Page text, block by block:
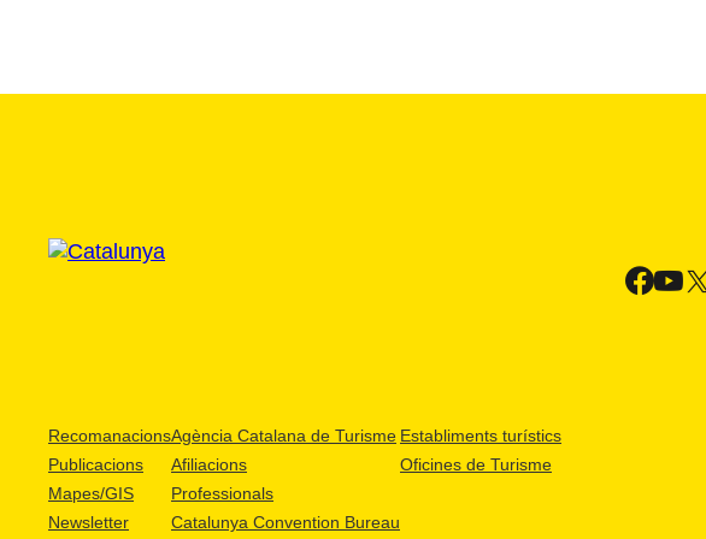
Recomanacions
Publicacions
Mapes/GIS
Newsletter
Agència Catalana de Turisme
Afiliacions
Professionals
Catalunya Convention Bureau
Establiments turístics
Oficines de Turisme